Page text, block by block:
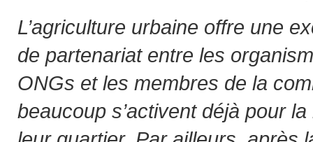
L’agriculture urbaine offre une
de partenariat entre les
ONGs et les membres de la
beaucoup s’activent déjà pour